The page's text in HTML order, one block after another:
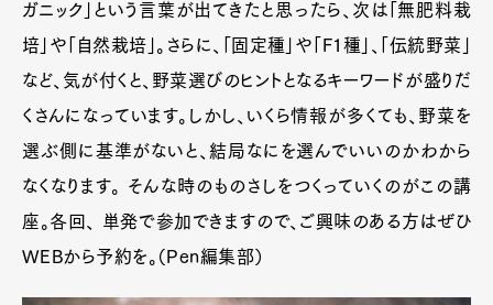
ガニック」という言葉が出てきたと思ったら、次は「無肥料栽
培」や「自然栽培」。さらに、「固定種」や「F1種」、「伝統野菜」
など、気が付くと、野菜選びのヒントとなるキーワードが盛りだ
くさんになっています。しかし、いくら情報が多くても、野菜を
選ぶ側に基準がないと、結局なにを選んでいいのかわから
なくなります。 そんな時のものさしをつくっていくのがこの講
座。各回、 単発で参加できますので、ご興味のある方はぜひ
WEBから予約を。（Pen編集部）